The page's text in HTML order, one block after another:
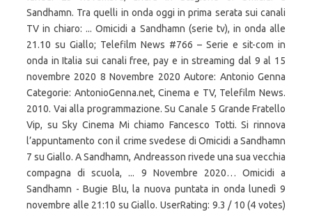
Sandhamn. Tra quelli in onda oggi in prima serata sui canali
TV in chiaro: ... Omicidi a Sandhamn (serie tv), in onda alle
21.10 su Giallo; Telefilm News #766 – Serie e sit-com in
onda in Italia sui canali free, pay e in streaming dal 9 al 15
novembre 2020 8 Novembre 2020 Autore: Antonio Genna
Categorie: AntonioGenna.net, Cinema e TV, Telefilm News.
2010. Vai alla programmazione. Su Canale 5 Grande Fratello
Vip, su Sky Cinema Mi chiamo Fancesco Totti. Si rinnova
l’appuntamento con il crime svedese di Omicidi a Sandhamn
7 su Giallo. A Sandhamn, Andreasson rivede una sua vecchia
compagna di scuola, ... 9 Novembre 2020… Omicidi a
Sandhamn - Bugie Blu, la nuova puntata in onda lunedì 9
novembre alle 21:10 su Giallo. UserRating: 9.3 / 10 (4 votes)